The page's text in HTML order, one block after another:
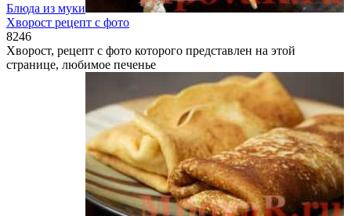
Блюда из муки
Хворост рецепт с фото
8246
Хворост, рецепт с фото которого представлен на этой
странице, любимое печенье